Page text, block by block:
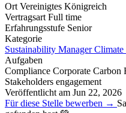
Ort Vereinigtes Königreich
Vertragsart Full time
Erfahrungsstufe Senior
Kategorie
Sustainability Manager
Aufgaben
Compliance Corporate Carbon
Stakeholders engagement
Veröffentlicht am Jun 22, 2026
Für diese Stelle bewerben →